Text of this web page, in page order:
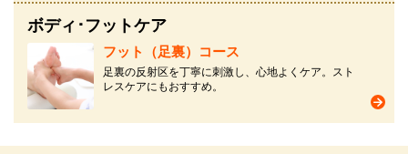
ボディ･フットケア
フット（足裏）コース
足裏の反射区を丁寧に刺激し、心地よくケア。スト
レスケアにもおすすめ。